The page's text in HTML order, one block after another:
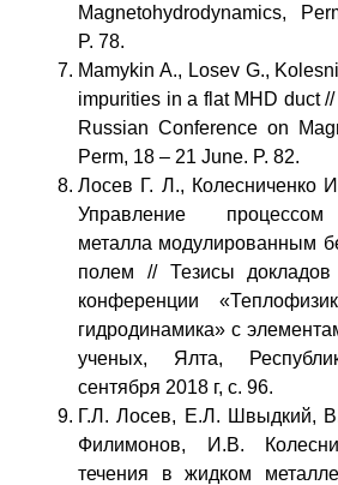
Magnetohydrodynamics,
P. 78.
Mamykin A., Losev G.,
impurities in a flat MHD duct //
Russian Conference on
Perm, 18 – 21 June. P. 82.
Лосев Г. Л., Колесниченко
Управление процессом
металла модулированным
полем // Тезисы докладов
конференции
гидродинамика» с
ученых, Ялта,
сентября 2018 г, с. 96.
Г.Л. Лосев, Е.Л. Швыдкий,
Филимонов, И.В.
течения в жидком